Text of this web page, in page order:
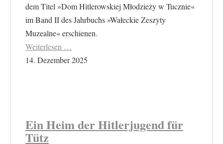
dem Titel »Dom Hitlerowskiej Młodzieży w Tucznie«
im Band II des Jahrbuchs »Wałeckie Zeszyty
Muzealne« erschienen.
Weiterlesen …
14. Dezember 2025
Ein Heim der Hitlerjugend für
Tütz